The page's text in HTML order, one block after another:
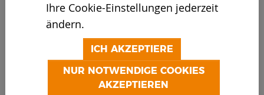
Ihre Cookie-Einstellungen jederzeit
ändern.
ICH AKZEPTIERE
NUR NOTWENDIGE COOKIES
AKZEPTIEREN
INVENTHOR 6.2